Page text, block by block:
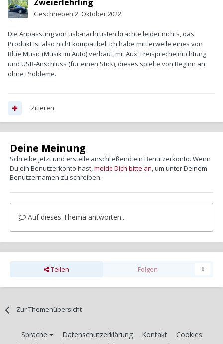
Zweierlehrling
Geschrieben 2. Oktober 2022
Die Anpassung von usb-nachrüsten brachte leider nichts, das
Produkt ist also nicht kompatibel. Ich habe mittlerweile eines von
Blue Music (Musik im Auto) verbaut, mit Aux, Freisprecheinrichtung
und USB-Anschluss (für einen Stick), dieses spielte von Beginn an
ohne Probleme.
Zitieren
Deine Meinung
Schreibe jetzt und erstelle anschließend ein Benutzerkonto. Wenn
Du ein Benutzerkonto hast,melde Dich bitte an, um unter Deinem
Benutzernamen zu schreiben.
Auf dieses Thema antworten...
Teilen Folgen 0
Zur Themenübersicht
Sprache Datenschutzerklärung Kontakt Cookies